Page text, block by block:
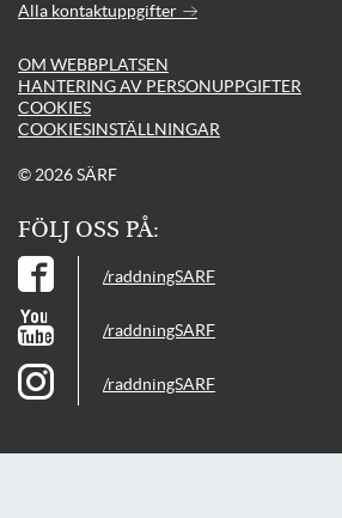
Alla kontaktuppgifter
OM WEBBPLATSEN
HANTERING AV PERSONUPPGIFTER
COOKIES
COOKIESINSTÄLLNINGAR
© 2026 SÄRF
FÖLJ OSS PÅ:
/raddningSARF
/raddningSARF
/raddningSARF